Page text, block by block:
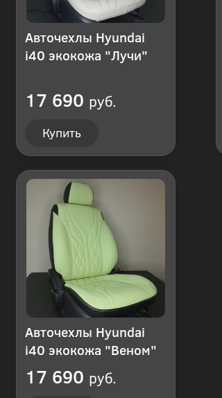
Авточехлы Hyundai
i40 экокожа "Лучи"
17 690 руб.
Купить
Авточехлы Hyundai
i40 экокожа "Веном"
17 690 руб.